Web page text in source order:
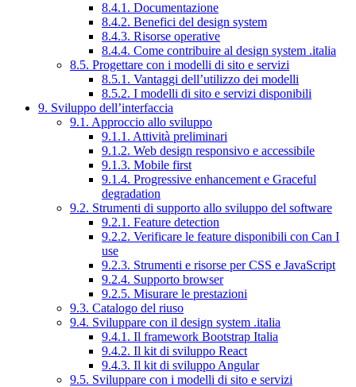
8.4.1. Documentazione
8.4.2. Benefici del design system
8.4.3. Risorse operative
8.4.4. Come contribuire al design system .italia
8.5. Progettare con i modelli di sito e servizi
8.5.1. Vantaggi dell’utilizzo dei modelli
8.5.2. I modelli di sito e servizi disponibili
9. Sviluppo dell’interfaccia
9.1. Approccio allo sviluppo
9.1.1. Attività preliminari
9.1.2. Web design responsivo e accessibile
9.1.3. Mobile first
9.1.4. Progressive enhancement e Graceful
degradation
9.2. Strumenti di supporto allo sviluppo del software
9.2.1. Feature detection
9.2.2. Verificare le feature disponibili con Can I
use
9.2.3. Strumenti e risorse per CSS e JavaScript
9.2.4. Supporto browser
9.2.5. Misurare le prestazioni
9.3. Catalogo del riuso
9.4. Sviluppare con il design system .italia
9.4.1. Il framework Bootstrap Italia
9.4.2. Il kit di sviluppo React
9.4.3. Il kit di sviluppo Angular
9.5. Sviluppare con i modelli di sito e servizi